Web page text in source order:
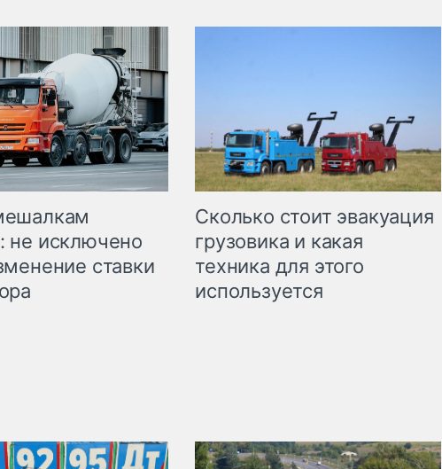
исключено
ставки
Сколько стоит эвакуация
грузовика и какая
техника для этого
используется